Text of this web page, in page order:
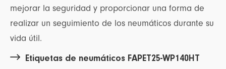
mejorar la seguridad y proporcionar una forma de
realizar un seguimiento de los neumáticos durante su
vida útil.
 Etiquetas de neumáticos FAPET25-WP140HT